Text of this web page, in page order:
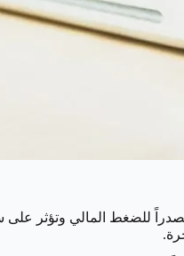
للضغط المالي وتؤثر على